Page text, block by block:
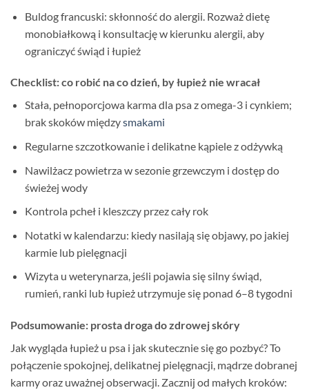
Buldog francuski: skłonność do alergii. Rozważ dietę
monobiałkową i konsultację w kierunku alergii, aby
ograniczyć świąd i łupież
Checklist: co robić na co dzień, by łupież nie wracał
Stała, pełnoporcjowa karma dla psa z omega-3 i cynkiem;
brak skoków międzysmakami
Regularne szczotkowanie i delikatne kąpiele z odżywką
Nawilżacz powietrza w sezonie grzewczym i dostęp do
świeżej wody
Kontrola pcheł i kleszczy przez cały rok
Notatki w kalendarzu: kiedy nasilają się objawy, po jakiej
karmie lub pielęgnacji
Wizyta u weterynarza, jeśli pojawia się silny świąd,
rumień, ranki lub łupież utrzymuje się ponad 6–8 tygodni
Podsumowanie: prosta droga do zdrowej skóry
Jak wygląda łupież u psa i jak skutecznie się go pozbyć? To
połączenie spokojnej, delikatnej pielęgnacji, mądrze dobranej
karmy oraz uważnej obserwacji. Zacznij od małych kroków: